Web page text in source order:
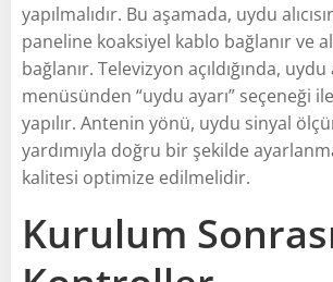
yapılmalıdır. Bu aşamada, uydu
paneline koaksiyel kablo bağlanır ve
bağlanır. Televizyon açıldığında, uydu
menüsünden “uydu ayarı” seçeneği
yapılır. Antenin yönü, uydu sinyal
yardımıyla doğru bir şekilde
kalitesi optimize edilmelidir.
Kurulum